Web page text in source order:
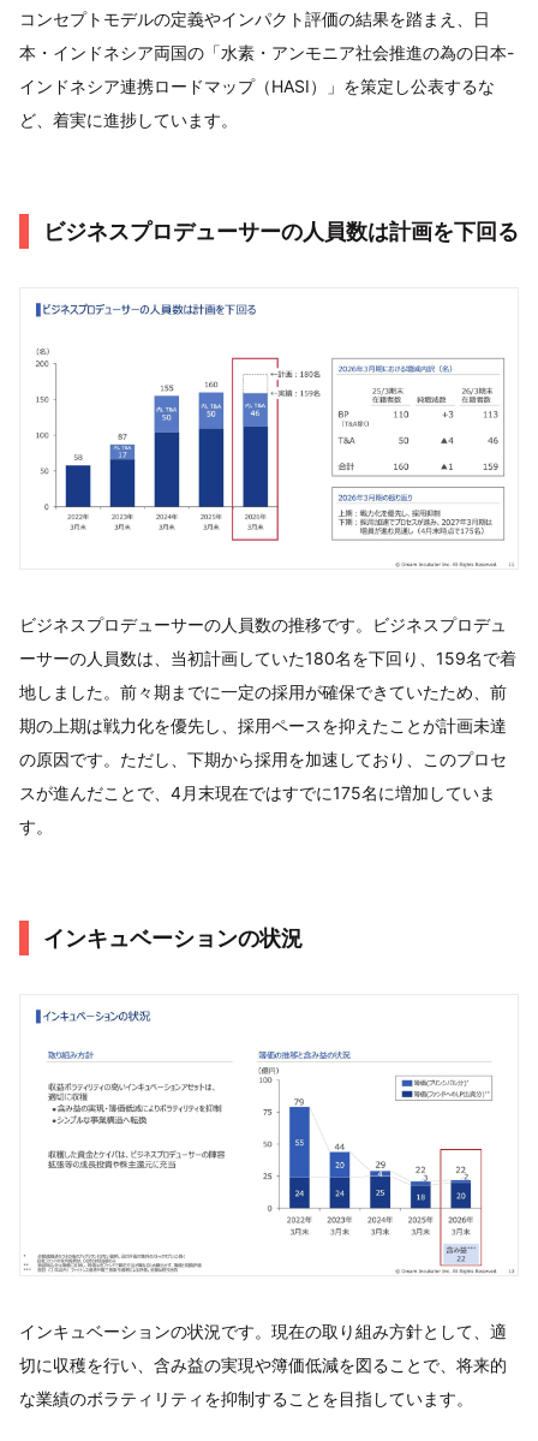
コンセプトモデルの定義やインパクト評価の結果を踏まえ、日
本・インドネシア両国の「水素・アンモニア社会推進の為の日本-
インドネシア連携ロードマップ（HASI）」を策定し公表するな
ど、着実に進捗しています。
ビジネスプロデューサーの人員数は計画を下回る
ビジネスプロデューサーの人員数の推移です。ビジネスプロデュ
ーサーの人員数は、当初計画していた180名を下回り、159名で着
地しました。前々期までに一定の採用が確保できていたため、前
期の上期は戦力化を優先し、採用ペースを抑えたことが計画未達
の原因です。ただし、下期から採用を加速しており、このプロセ
スが進んだことで、4月末現在ではすでに175名に増加していま
す。
インキュベーションの状況
インキュベーションの状況です。現在の取り組み方針として、適
切に収穫を行い、含み益の実現や簿価低減を図ることで、将来的
な業績のボラティリティを抑制することを目指しています。